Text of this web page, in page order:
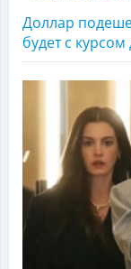
Доллар
будет с